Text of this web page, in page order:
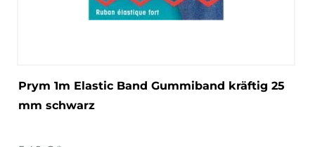
Prym 1m Elastic Band Gummiband kräftig 25
mm schwarz